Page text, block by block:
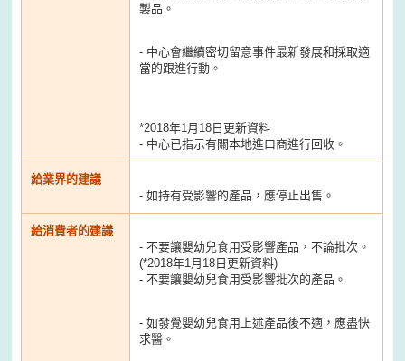
製品。
- 中心會繼續密切留意事件最新發展和採取適
當的跟進行動。
*2018年1月18日更新資料
- 中心已指示有關本地進口商進行回收。
給業界的建議
- 如持有受影響的產品，應停止出售。
給消費者的建議
- 不要讓嬰幼兒食用受影響產品，不論批次。
(*2018年1月18日更新資料)
- 不要讓嬰幼兒食用受影響批次的產品。
- 如發覺嬰幼兒食用上述產品後不適，應盡快
求醫。